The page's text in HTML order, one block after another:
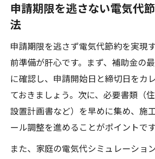
申請期限を逃さない電気代
法
申請期限を逃さず電気代節約を実現
前準備が肝心です。まず、補助金の
に確認し、申請開始日と締切日をカ
ておきましょう。次に、必要書類（
設置計画書など）を早めに集め、施
ール調整を進めることがポイントです
また、家庭の電気代シミュレーショ